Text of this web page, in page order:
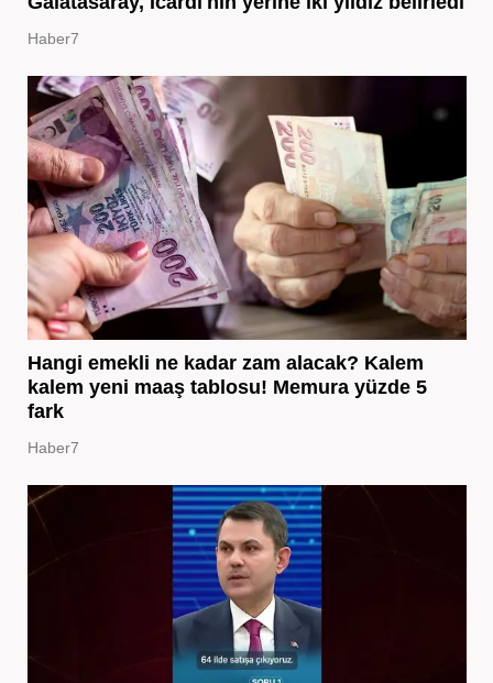
Haber7
Hangi emekli ne kadar zam alacak? Kalem
kalem yeni maaş tablosu! Memura yüzde 5
fark
Haber7